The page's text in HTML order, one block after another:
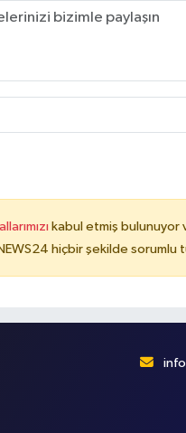
kabul etmiş bulunuyor
hiçbir şekilde sorumlu